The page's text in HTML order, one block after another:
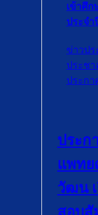
เข้าศึ
ประจำ
ข่าวป
ประช
ประก
ประก
แพทย
วัฒน